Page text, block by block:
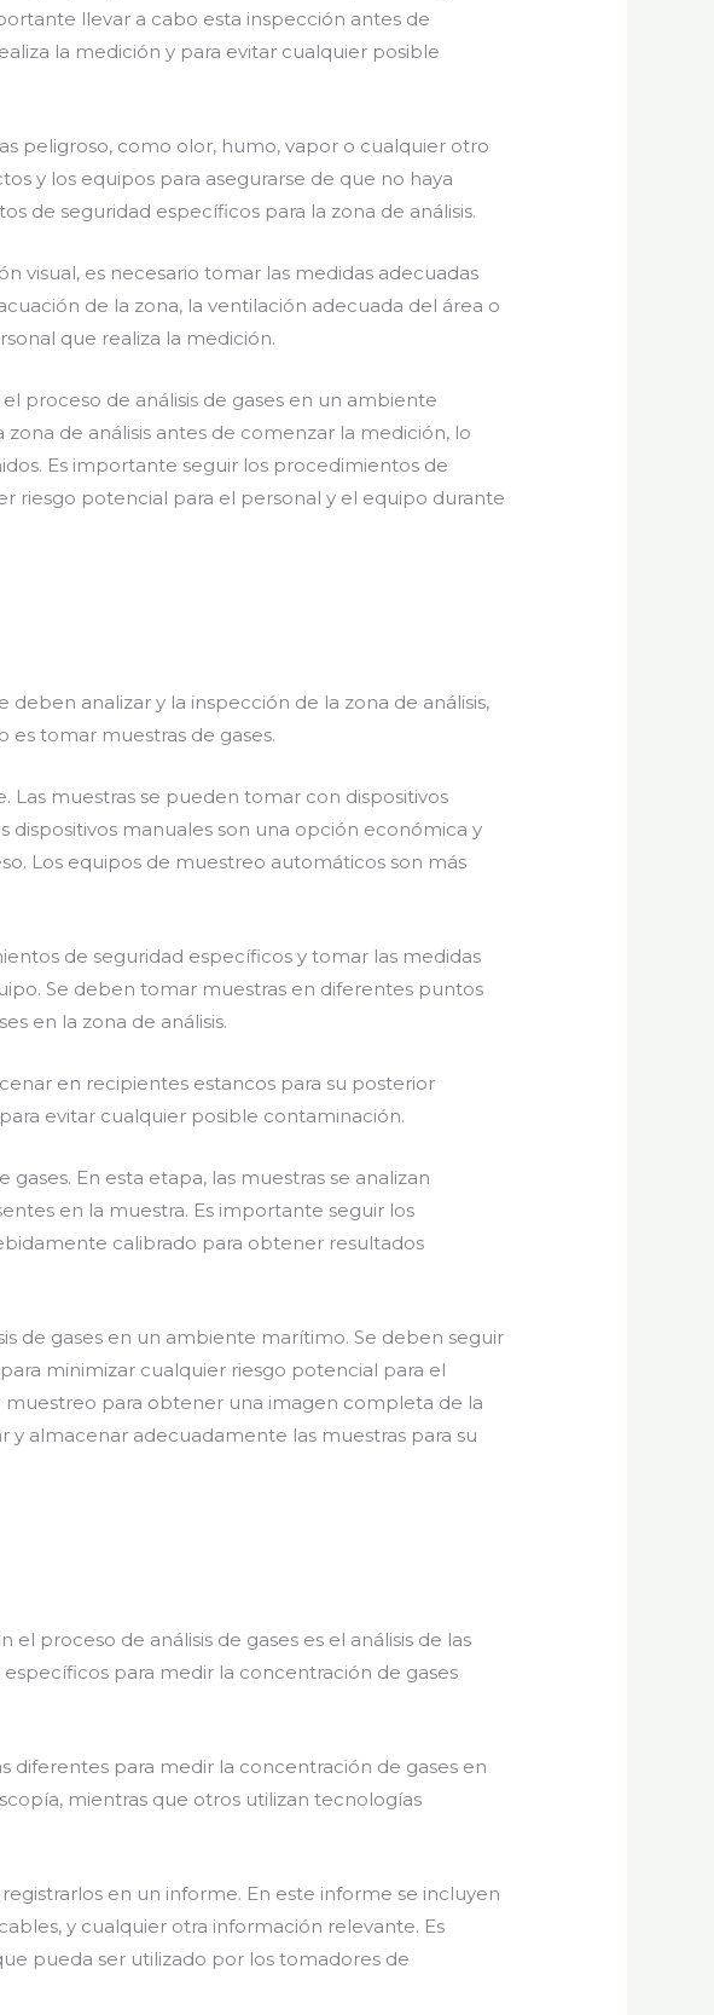
llevar a cabo esta inspección antes de
la medición y para evitar cualquier posible
peligroso, como olor, humo, vapor o cualquier otro
y los equipos para asegurarse de que no haya
de seguridad específicos para la zona de análisis.
visual, es necesario tomar las medidas adecuadas
de la zona, la ventilación adecuada del área o
que realiza la medición.
proceso de análisis de gases en un ambiente
de análisis antes de comenzar la medición, lo
Es importante seguir los procedimientos de
riesgo potencial para el personal y el equipo durante
analizar y la inspección de la zona de análisis,
es tomar muestras de gases.
Las muestras se pueden tomar con dispositivos
manuales son una opción económica y
Los equipos de muestreo automáticos son más
de seguridad específicos y tomar las medidas
Se deben tomar muestras en diferentes puntos
en la zona de análisis.
en recipientes estancos para su posterior
evitar cualquier posible contaminación.
En esta etapa, las muestras se analizan
en la muestra. Es importante seguir los
calibrado para obtener resultados
de gases en un ambiente marítimo. Se deben seguir
minimizar cualquier riesgo potencial para el
para obtener una imagen completa de la
y almacenar adecuadamente las muestras para su
proceso de análisis de gases es el análisis de las
específicos para medir la concentración de gases
diferentes para medir la concentración de gases en
mientras que otros utilizan tecnologías
en un informe. En este informe se incluyen
y cualquier otra información relevante. Es
pueda ser utilizado por los tomadores de